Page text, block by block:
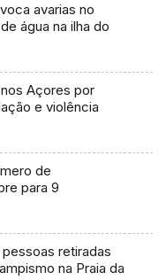
avarias no
água na ilha do
Açores por
e violência
de
para 9
retiradas
na Praia da